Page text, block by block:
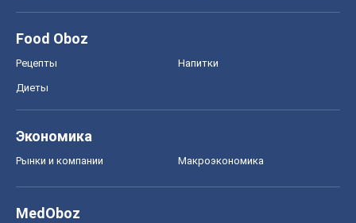
Food Oboz
Рецепты Напитки
Диеты
Экономика
Рынки и компании Mакроэкономика
MedOboz